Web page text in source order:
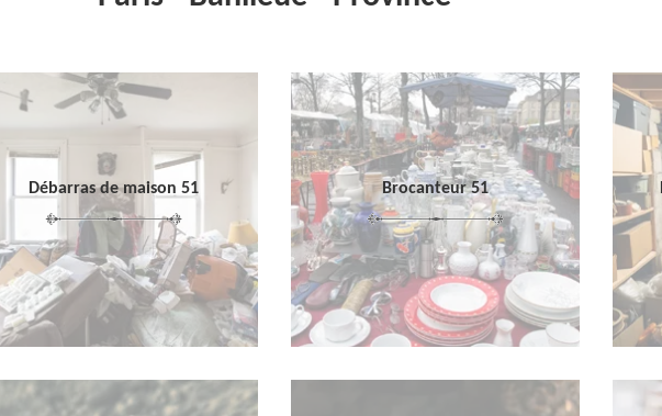
Débarras de maison 51 Brocanteur 51